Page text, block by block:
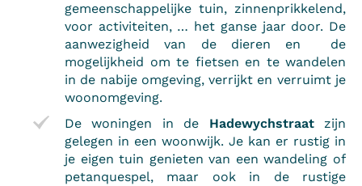
gemeenschappelijke tuin, zinnenprikkelend,
voor activiteiten, … het ganse jaar door. De
aanwezigheid van de dieren en de
mogelijkheid om te fietsen en te wandelen
in de nabije omgeving, verrijkt en verruimt je
woonomgeving.
De woningen in de Hadewychstraatzijn
gelegen in een woonwijk. Je kan er rustig in
je eigen tuin genieten van een wandeling of
petanquespel, maar ook in de rustige